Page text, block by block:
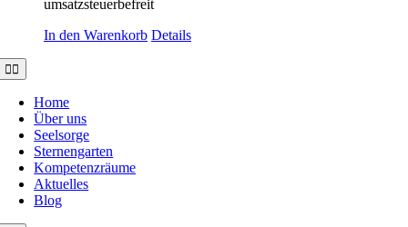
umsatzsteuerbefreit
In den Warenkorb Details
Toggle
Navigation
Home
Über uns
Seelsorge
Sternengarten
Kompetenzräume
Aktuelles
Blog